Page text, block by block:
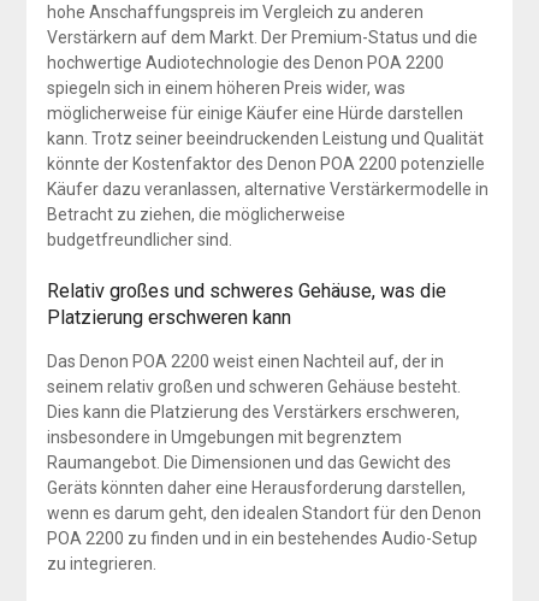
hohe Anschaffungspreis im Vergleich zu anderen
Verstärkern auf dem Markt. Der Premium-Status und die
hochwertige Audiotechnologie des Denon POA 2200
spiegeln sich in einem höheren Preis wider, was
möglicherweise für einige Käufer eine Hürde darstellen
kann. Trotz seiner beeindruckenden Leistung und Qualität
könnte der Kostenfaktor des Denon POA 2200 potenzielle
Käufer dazu veranlassen, alternative Verstärkermodelle in
Betracht zu ziehen, die möglicherweise
budgetfreundlicher sind.
Relativ großes und schweres Gehäuse, was die
Platzierung erschweren kann
Das Denon POA 2200 weist einen Nachteil auf, der in
seinem relativ großen und schweren Gehäuse besteht.
Dies kann die Platzierung des Verstärkers erschweren,
insbesondere in Umgebungen mit begrenztem
Raumangebot. Die Dimensionen und das Gewicht des
Geräts könnten daher eine Herausforderung darstellen,
wenn es darum geht, den idealen Standort für den Denon
POA 2200 zu finden und in ein bestehendes Audio-Setup
zu integrieren.